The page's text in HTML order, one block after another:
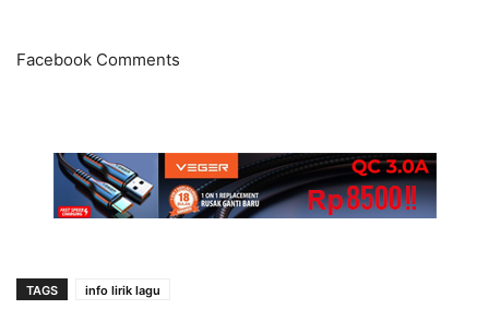
Facebook Comments
TAGS info lirik lagu